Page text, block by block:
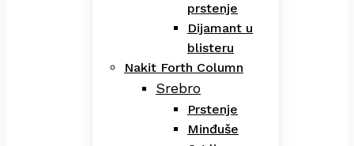
prstenje
Dijamant u
blisteru
Nakit Forth Column
Srebro
Prstenje
Minđuše